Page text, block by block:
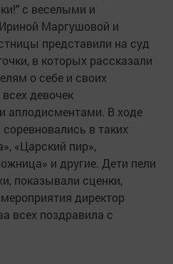
с веселыми и
Маргушовой и
представили на суд
в которых рассказали
о себе и своих
девочек
аплодисментами. В ходе
в таких
«Царский пир»,
и другие. Дети пели
показывали сценки,
директор
всех поздравила с